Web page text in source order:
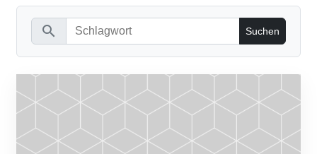
Zum
springen
search